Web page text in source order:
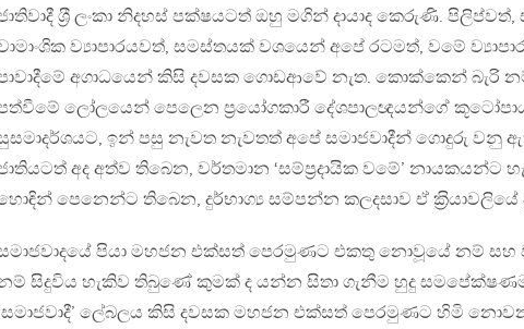
ශ‍්‍රී ලංකා නිදහස් පක්ෂයටත් ඔහු මගින් දායාද කෙරුණි.
ව්‍යාපාරයවත්, සමස්තයක් වශයෙන් අපේ රටමත්, වමේ
අගාධයෙන් කිසි දවසක ගොඩආවේ නැත. කොක්කෙන්
ලෝලයෙන් පෙලෙන ප‍්‍රයෝගකාරී දේශපාලඥයන්ගේ
ඉන් පසු නැවත නැවතත් අපේ සමාජවාදීන් ගොදුරු වනු
අද අත්ව තිබෙන, වර්තමාන ‘සම්ප‍්‍රදායික වමේ’
පෙනෙන්ට තිබෙන, දුර්භාග්‍ය සම්පන්න කලදසාව ඒ ක‍්‍රියාවලියේ
පියා මහජන එක්සත් පෙරමුණට එකතු නොවූයේ නම් සහ
සිදුවිය හැකිව තිබුණේ කුමක් ද යන්න සිතා ගැනීම හුදු
ලේබලය කිසි දවසක මහජන එක්සත් පෙරමුණට හිමි